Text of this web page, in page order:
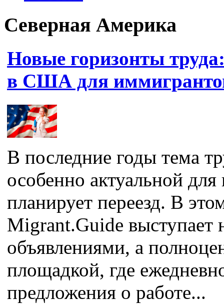
Северная Америка
Новые горизонты
в США для
В последние годы тема
особенно актуальной
планирует переезд. В
Migrant.Guide выступает
объявлениями, а
площадкой, где
предложения о работе...